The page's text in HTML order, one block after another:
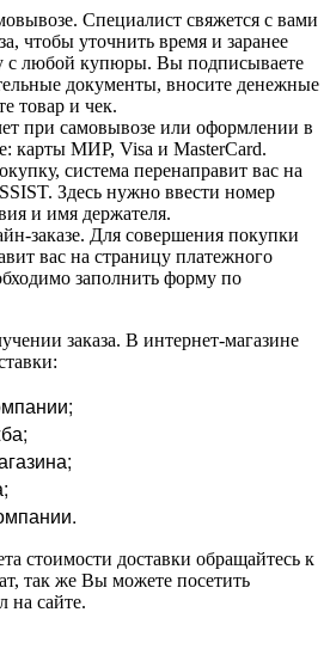
Специалист свяжется с вами
чтобы уточнить время и заранее
с любой купюры. Вы подписываете
документы, вносите денежные
товар и чек.
при самовывозе или оформлении в
карты МИР, Visa и MasterCard.
система перенаправит вас на
Здесь нужно ввести номер
и имя держателя.
заказе. Для совершения покупки
вас на страницу платежного
заполнить форму по
заказа. В интернет-магазине
стоимости доставки обращайтесь к
так же Вы можете посетить
на сайте.